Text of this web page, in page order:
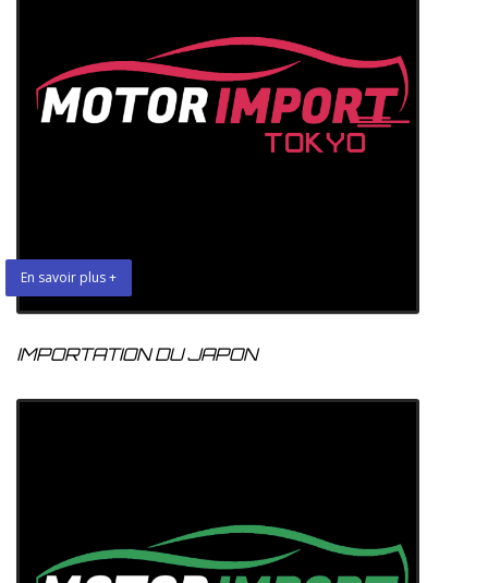
En savoir plus +
IMPORTATION DU JAPON